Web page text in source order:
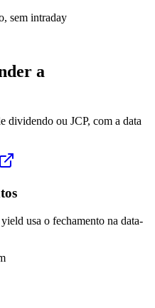
sem intraday
a
dividendo ou JCP, com a data
usa o fechamento na data-